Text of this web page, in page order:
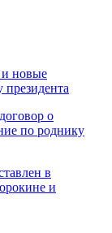
и новые
президента
о
по роднику
в
и